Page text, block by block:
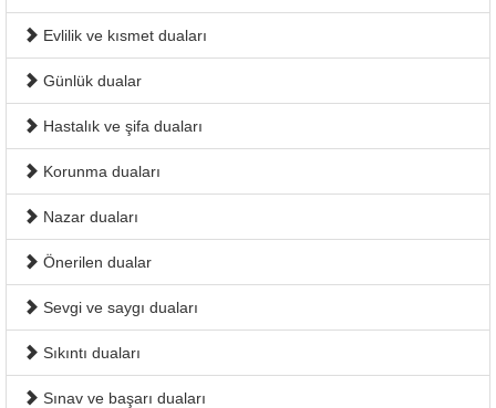
Evlilik ve kısmet duaları
Günlük dualar
Hastalık ve şifa duaları
Korunma duaları
Nazar duaları
Önerilen dualar
Sevgi ve saygı duaları
Sıkıntı duaları
Sınav ve başarı duaları